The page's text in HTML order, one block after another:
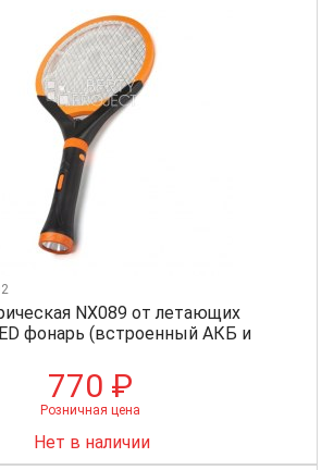
NX089 от летающих
фонарь (встроенный АКБ и
770 ₽
Розничная цена
Нет в наличии